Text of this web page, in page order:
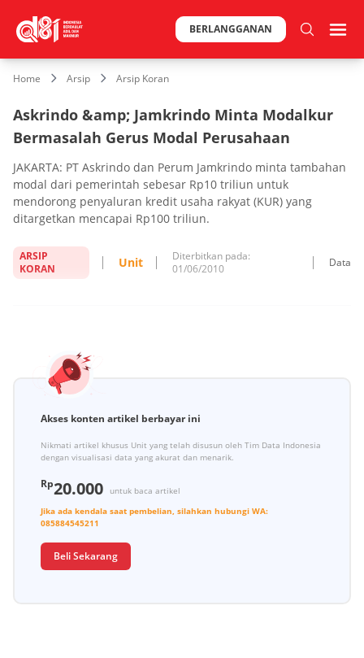
BERLANGGANAN
Home Arsip Arsip Koran
Askrindo &amp; Jamkrindo Minta Modalkur
Bermasalah Gerus Modal Perusahaan
JAKARTA: PT Askrindo dan Perum Jamkrindo minta tambahan
modal dari pemerintah sebesar Rp10 triliun untuk
mendorong penyaluran kredit usaha rakyat (KUR) yang
ditargetkan mencapai Rp100 triliun.
ARSIP
KORAN
Unit
Diterbitkan pada:
01/06/2010
Data
Akses konten artikel berbayar ini
Nikmati artikel khusus Unit yang telah disusun oleh Tim Data Indonesia
dengan visualisasi data yang akurat dan menarik.
Rp20.000
untuk baca artikel
Jika ada kendala saat pembelian, silahkan hubungi WA:
085884545211
Beli Sekarang